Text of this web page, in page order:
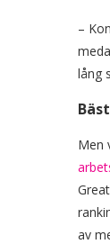
–
lång
Men
av